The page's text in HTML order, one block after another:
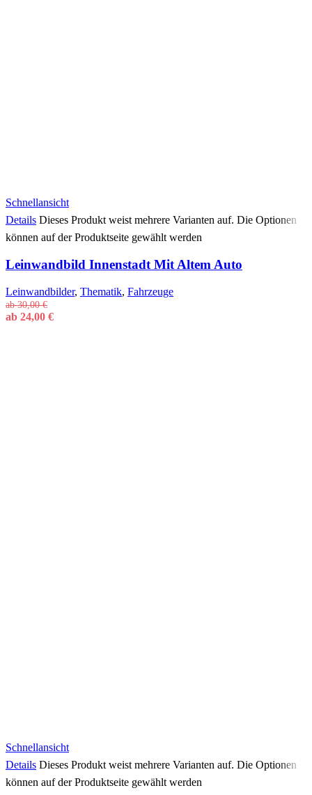
Schnellansicht
Details Dieses Produkt weist mehrere Varianten auf. Die Optionen
können auf der Produktseite gewählt werden
Leinwandbild Innenstadt Mit Altem Auto
Leinwandbilder, Thematik, Fahrzeuge
ab30,00€
ab 24,00 €
Schnellansicht
Details Dieses Produkt weist mehrere Varianten auf. Die Optionen
können auf der Produktseite gewählt werden